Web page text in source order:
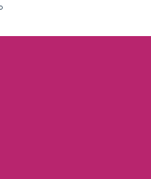
(amarillo,